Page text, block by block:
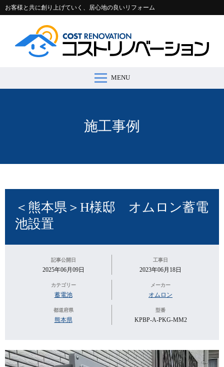
お客様と共に創り上げていく、居心地の良いリフォーム
MENU
施工事例
＜熊本県＞H様邸 オムロン蓄電
池設置
記事公開日
2025年06月09日
工事日
2023年06月18日
カテゴリー
蓄電池
メーカー
オムロン
都道府県
熊本県
型番
KPBP-A-PKG-MM2